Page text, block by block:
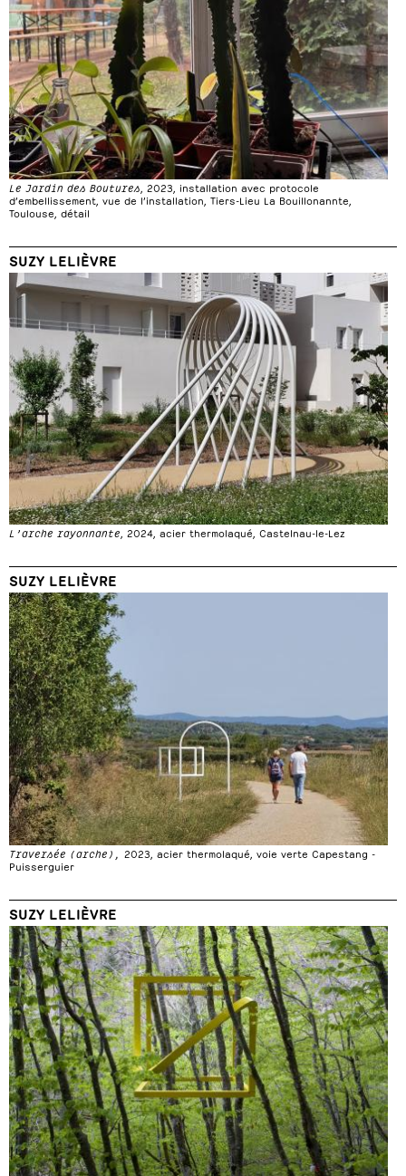
Le Jardin des Boutures , 2023, installation avec protocole
d’embellissement, vue de l’installation, Tiers-Lieu La Bouillonannte,
Toulouse, détail
SUZY LELIÈVRE
L’arche rayonnante, 2024, acier thermolaqué, Castelnau-le-Lez
SUZY LELIÈVRE
Traversée (arche), 2023, acier thermolaqué, voie verte Capestang -
Puisserguier
SUZY LELIÈVRE